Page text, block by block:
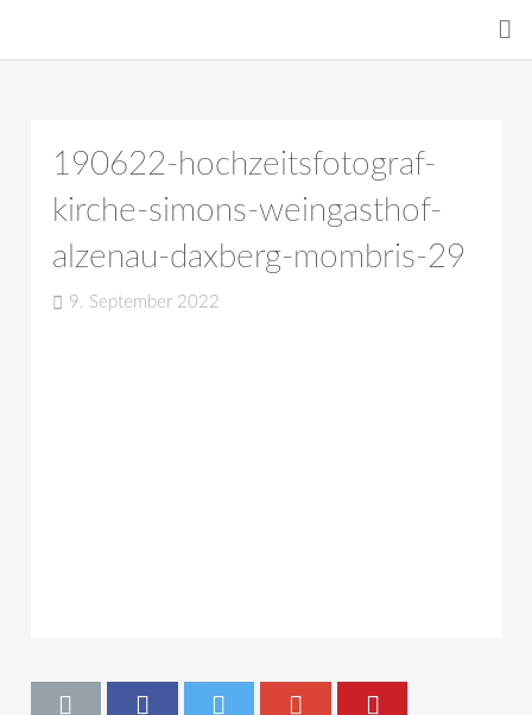
190622-hochzeitsfotograf-
kirche-simons-weingasthof-
alzenau-daxberg-mombris-29
9. September 2022